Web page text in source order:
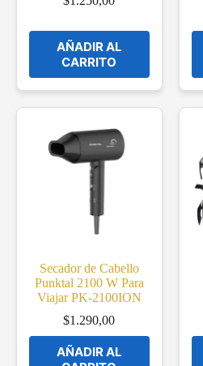
AÑADIR AL
CARRITO
Secador de Cabello
Punktal 2100 W Para
Viajar PK-2100ION
$1.290,00
AÑADIR AL